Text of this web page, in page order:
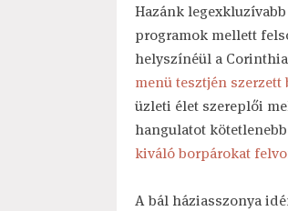
Hazánk
programok mellett
helyszínéül a
menü tesztjén
üzleti élet szereplői
hangulatot
kiváló borpárokat
A bál háziasszonya